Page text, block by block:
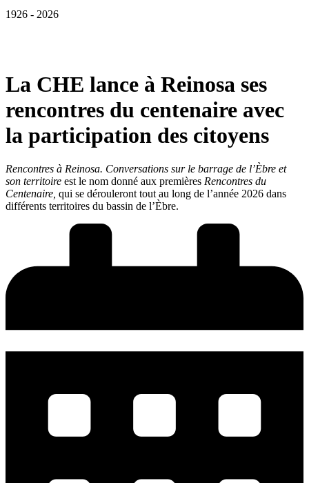
1926 - 2026
La CHE lance à Reinosa ses
rencontres du centenaire avec
la participation des citoyens
Rencontres à Reinosa. Conversations sur le barrage de l’Èbre et
son territoire est le nom donné aux premières Rencontres du
Centenaire, qui se dérouleront tout au long de l’année 2026 dans
différents territoires du bassin de l’Èbre.